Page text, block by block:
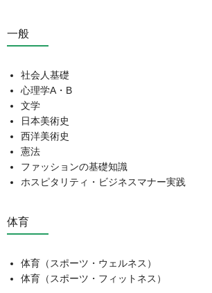
一般
社会人基礎
心理学A・B
文学
日本美術史
西洋美術史
憲法
ファッションの基礎知識
ホスピタリティ・ビジネスマナー実践
体育
体育（スポーツ・ウェルネス）
体育（スポーツ・フィットネス）